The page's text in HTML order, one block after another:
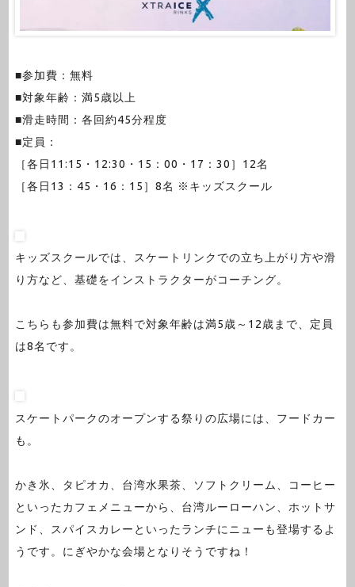
■参加費：無料
■対象年齢：満5歳以上
■滑走時間：各回約45分程度
■定員：
［各日11:15・12:30・15：00・17：30］12名
［各日13：45・16：15］8名 ※キッズスクール
キッズスクールでは、スケートリンクでの立ち上がり方や滑
り方など、基礎をインストラクターがコーチング。
こちらも参加費は無料で対象年齢は満5歳～12歳まで、定員
は8名です。
スケートパークのオープンする祭りの広場には、フードカー
も。
かき氷、タピオカ、台湾水果茶、ソフトクリーム、コーヒー
といったカフェメニューから、台湾ルーローハン、ホットサ
ンド、スパイスカレーといったランチにニューも登場するよ
うです。にぎやかな会場となりそうですね！